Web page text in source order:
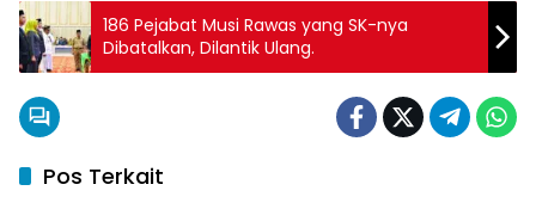
186 Pejabat Musi Rawas yang SK-nya
Dibatalkan, Dilantik Ulang.
Pos Terkait